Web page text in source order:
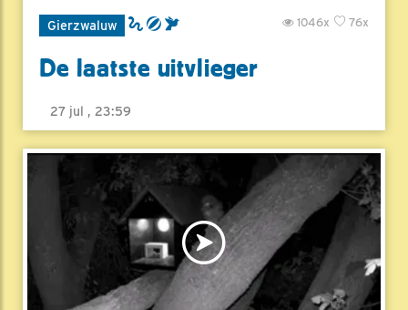
Gierzwaluw 76x
1046x
De laatste uitvlieger
27 jul , 23:59